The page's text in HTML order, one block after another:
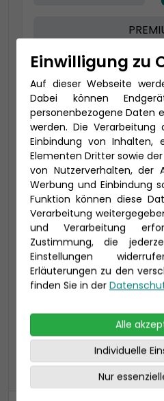
2-Bett Balkon (BA)
17,5-23 qm - davon
zu 4 Personen), Bad mit
alle Kategorien anzeigen
Einwilligung zu
Auf dieser Webseite
Dabei können
personenbezogene Daten
werden. Die
Einbindung von Inhalten,
Elementen Dritter sowie
von Nutzerverhalten, der
Werbung und Einbindung
Funktion können diese
Verarbeitung
und Verarbeitung
Zustimmung, die
Einstellungen
Erläuterungen zu den
finden Sie in der
Alle
Individuelle
Nur